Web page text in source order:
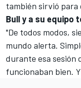
también sirvió
Bully a su equipo
"De todos modos,
mundo alerta.
durante esa sesión
funcionaban bien.